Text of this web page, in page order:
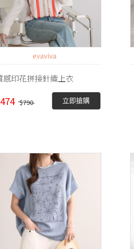
evaviva
感印花拼接針織上衣
$790 立即搶購